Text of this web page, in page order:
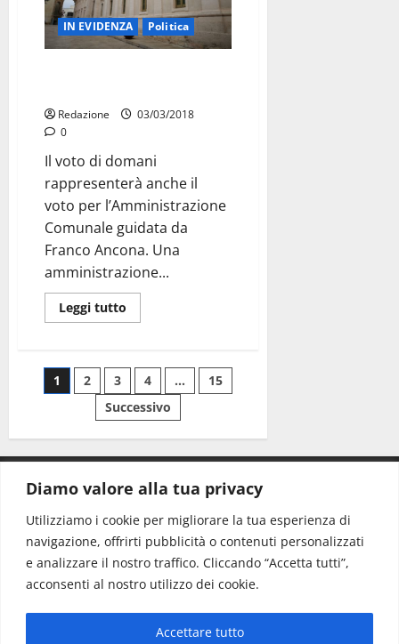
Diamo valore alla tua privacy
Utilizziamo i cookie per migliorare la tua esperienza di
navigazione, offrirti pubblicità o contenuti personalizzati
e analizzare il nostro traffico. Cliccando “Accetta tutti”,
acconsenti al nostro utilizzo dei cookie.
Accettare tutto
IN EVIDENZA Politica
Redazione
03/03/2018
0
Il voto di domani
rappresenterà anche il
voto per l’Amministrazione
Comunale guidata da
Franco Ancona. Una
amministrazione...
Leggi tutto
1 2 3 4 …
15
Successivo
CONTATTI.
Redazione: redazione@www.martinasera.it
Direttore:direttore@www.martinasera.it
Info & Commerciale:info@www.martinasera.it